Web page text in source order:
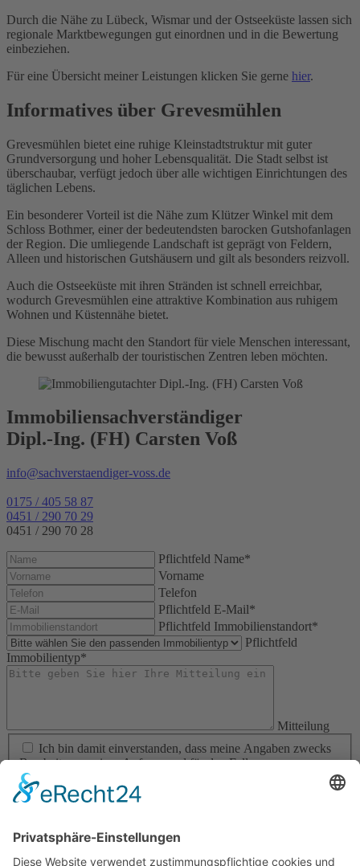
Durch die Nähe zu Lübeck, Wismar und der Ostseeküste lassen sich
regionale Marktbewegungen gut einordnen und in die Bewertung
einbeziehen.
Für eine Übersicht meiner Leistungen klicken Sie gerne hier.
Informatives über Grevesmühlen
Grevesmühlen bietet eine ruhige Kleinstadtstruktur mit guter
Grundversorgung und hoher Lebensqualität. Die Stadt selbst ist
überschaubar, verfügt jedoch über alle wichtigen Einrichtungen des
täglichen Lebens.
Ein besonderer Vorteil ist die Nähe zum Klützer Winkel mit dem
Schloss Bothmer, einer der bedeutendsten barocken Gutshofanlagen
der Region. Die umliegende Landschaft ist geprägt von Feldern,
Alleen und historischen Gutshäusern und gilt als besonders reizvoll.
Auch die Ostseeküste mit ihren Stränden ist schnell erreichbar,
wodurch Grevesmühlen eine attraktive Kombination aus ruhigem
Wohnen und Küstennähe bietet.
Diese Mischung macht den Standort für viele Menschen interessant,
die bewusst außerhalb der touristischen Zentren leben möchten.
Immobiliensachverständiger
Dipl.-Ing. (FH) Carsten Voß
info@sachverstaendiger-voss.de
0175 / 405 58 87
0451 / 290 70 29
0451 / 290 70 28
Pflichtfeld Name*
Vorname
Telefon
Pflichtfeld E-Mail*
Pflichtfeld Immobilienstandort*
Pflichtfeld
Immobilientyp*
Mitteilung
Ich bin damit einverstanden, dass meine Angaben zwecks
Bearbeitung meiner Anfrage und für den Fall von
Anschlussfragen gespeichert werden um mit mir Kontakt
aufzunehmen und mir die gewünschten Informationen
bereitzustellen. Ich kann diese Einwilligung jederzeit durch
Informationen können Sie unserer
entnehmen.